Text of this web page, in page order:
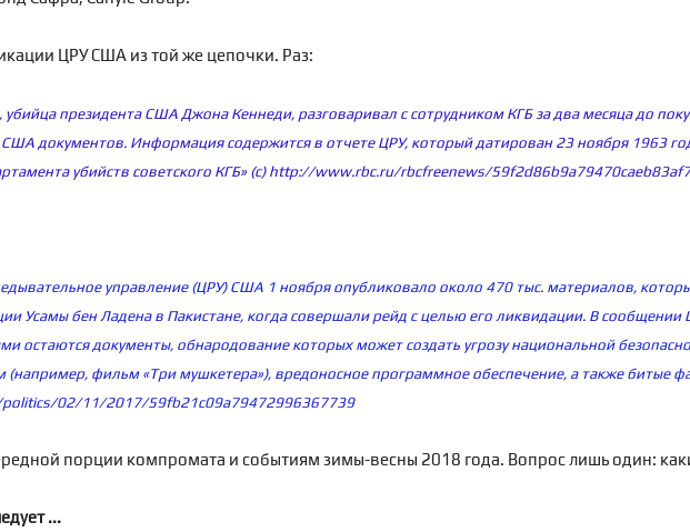
ЦРУ США из той же цепочки. Раз:
убийца президента США Джона Кеннеди, разговаривал с сотрудником КГБ за два месяца до
США документов. Информация содержится в отчете ЦРУ, который датирован 23 ноября 1963
убийств советского КГБ» (с)http://www.rbc.ru/rbcfreenews/59f2d86b9a79470caeb83af7
управление (ЦРУ) США 1 ноября опубликовало около 470 тыс. материалов,
Усамы бен Ладена в Пакистане, когда совершали рейд с целью его ликвидации. В сообщении
остаются документы, обнародование которых может создать угрозу национальной
(например, фильм «Три мушкетера»), вредоносное программное обеспечение, а также битые
02/11/2017/59fb21c09a79472996367739
порции компромата и событиям зимы-весны 2018 года. Вопрос лишь один:
...